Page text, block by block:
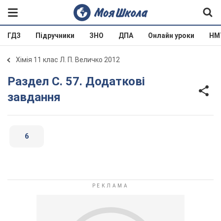
ГДЗ Підручники ЗНО ДПА Онлайн уроки
Хімія 11 клас Л. П. Величко 2012
Раздел С. 57. Додаткові
завдання
6